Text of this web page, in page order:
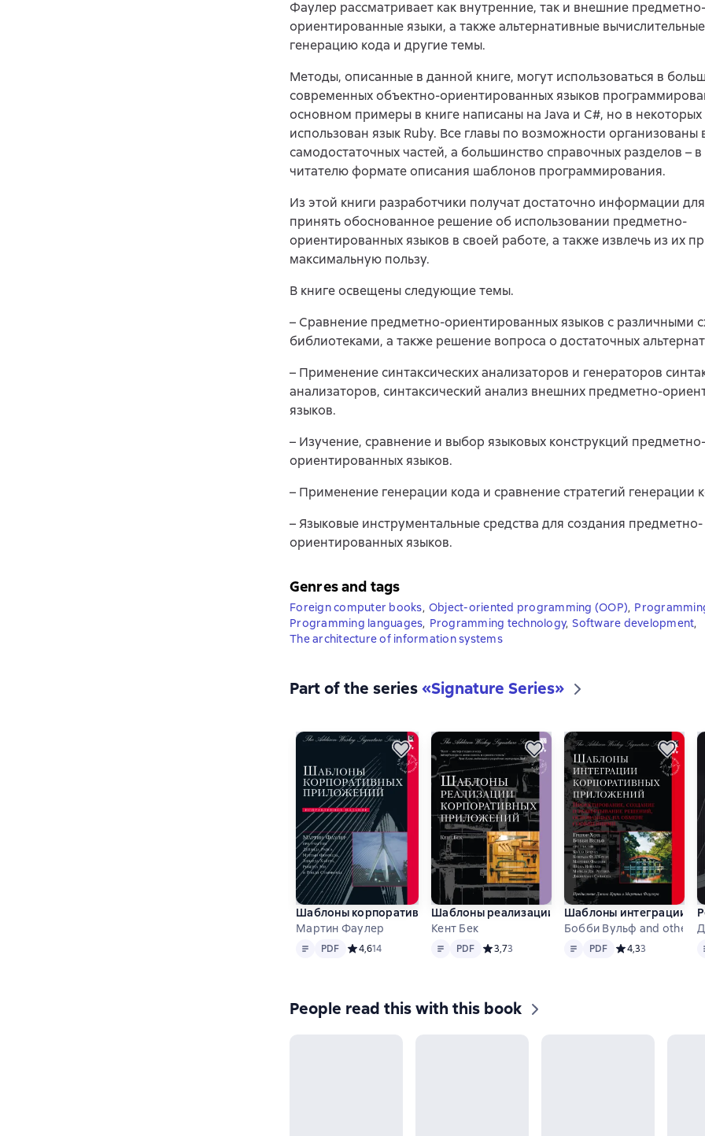
Фаулер рассматривает как внутренние, так и внешние предметно-
ориентированные языки, а также альтернативные
генерацию кода и другие темы.
Методы, описанные в данной книге, могут использоваться в
современных объектно-ориентированных языков
основном примеры в книге написаны на Java и C#, но в некоторых
использован язык Ruby. Все главы по возможности организованы
самодостаточных частей, а большинство справочных разделов –
читателю формате описания шаблонов программирования.
Из этой книги разработчики получат достаточно информации
принять обоснованное решение об использовании предметно-
ориентированных языков в своей работе, а также извлечь из их
максимальную пользу.
В книге освещены следующие темы.
– Сравнение предметно-ориентированных языков с различными
библиотеками, а также решение вопроса о достаточных
– Применение синтаксических анализаторов и генераторов
анализаторов, синтаксический анализ внешних предметно-
языков.
– Изучение, сравнение и выбор языковых конструкций предметно-
ориентированных языков.
– Применение генерации кода и сравнение стратегий генерации
– Языковые инструментальные средства для создания предметно-
ориентированных языков.
Genres and tags
Foreign computer books, Object-oriented programming (OOP),
Programming languages, Programming technology, Software development,
The architecture of information systems
Part of the series«Signature Series»
Шаблоны корпоративных приложений
Мартин Фаулер
Text PDF
PDF Средний рейтинг 4,6 на основе 14 оценок
4,614
Шаблоны реализации корпоративных
Кент Бек
Text PDF
PDF Средний рейтинг 3,7 на основе 3 оценок
3,73
Шаблоны интеграции
Бобби Вульф and others
Text PDF
PDF Средний рейтинг
4,33
People read this with this book